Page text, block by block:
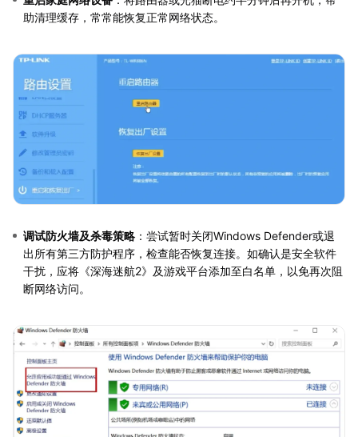
助清理缓存，常常能恢复正常网络状态。
调试防火墙及杀毒策略 ：尝试暂时关闭Windows Defender或退
出所有第三方防护程序，检查能否恢复连接。如确认是安全软件
干扰，应将《深海迷航2》及游戏平台添加至白名单，以免再次阻
断网络访问。